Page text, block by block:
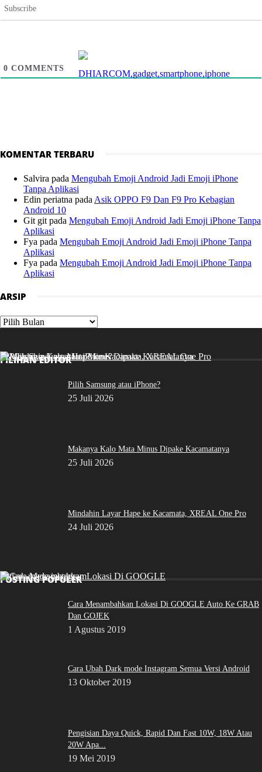
Subscribe
0 COMMENTS
KOMENTAR TERBARU
Salvira pada Mengubah Emoji Android Jadi Emoji iPhone
Tanpa Aplikasi
Edin periatna pada Asik OPPO F9 Dan F9 Pro Kebagian
Android 10
Git git pada Mengubah Emoji Android Jadi Emoji iPhone Tanpa
Aplikasi
Fya pada Mengubah Emoji Android Jadi Emoji iPhone Tanpa
Aplikasi
Fya pada Mengubah Emoji Android Jadi Emoji iPhone Tanpa
Aplikasi
ARSIP
Arsip
PILIHAN EDITOR
Pilih Samsung atau iPhone?
25 Juli 2026
Makanya Kalo Mata Minus Dipake Kacamatanya
25 Juli 2026
Mindahin Layar Hape ke Kacamata, XREAL One Pro
24 Juli 2026
POSTING POPULER
Cara Menambahkan Lokasi Di GOOGLE Auto Ke GRAB
Dan GOJEK
1 Agustus 2019
Cara Ubah Dark mode Instagram Semua Versi Android
13 Oktober 2019
Pengisian Daya Quick, Rapid Dan Fast 10W, 18W Atau
20W Apa...
19 Mei 2019